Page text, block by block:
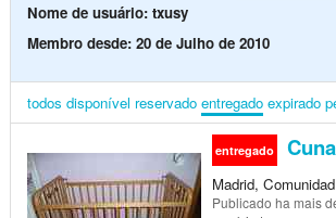
Nome de usuário: txusy
Membro desde: 20 de Julho de 2010
todos disponível reservado entregado expirado
entregado
Madrid,
Publicado ha mais